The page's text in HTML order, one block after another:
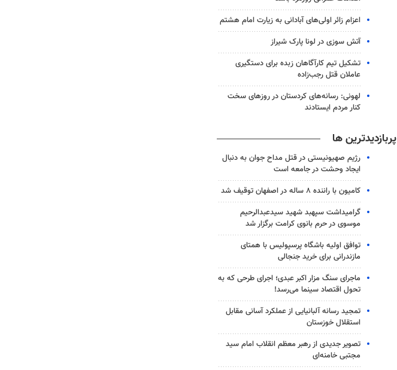
اعزام زائر اولی‌های آبادانی به زیارت امام هشتم
آتش سوزی در لونا پارک شیراز
تشکیل تیم کارآگاهان زبده برای دستگیری
عاملان قتل رجب‌زاده
لهونی: رسانه‌های کردستان در روزهای سخت
کنار مردم ایستادند
پربازدیدترین ها
رژیم صهیونیستی در قتل مداح جوان به دنبال
ایجاد وحشت در جامعه است
کامیون با راننده ۸ ساله در اصفهان توقیف شد
گرامیداشت سپهبد شهید سیدعبدالرحیم
موسوی در حرم بانوی کرامت برگزار شد
توافق اولیه باشگاه پرسپولیس با همتای
مازندرانی برای خرید جنجالی
ماجرای سنگ مزار اکبر عبدی؛ اجرای طرحی که به
تحول اقتصاد سینما می‌رسد!
تمجید رسانه آلبانیایی از عملکرد آسانی مقابل
استقلال خوزستان
تصویر جدیدی از رهبر معظم انقلاب امام سید
مجتبی خامنه‌ای